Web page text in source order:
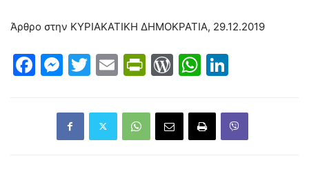
Άρθρο στην ΚΥΡΙΑΚΑΤΙΚΗ ΔΗΜΟΚΡΑΤΙΑ, 29.12.2019
Facebook
Messenger
Twitter
EmailPrintFriendly
WordPress
WhatsApp